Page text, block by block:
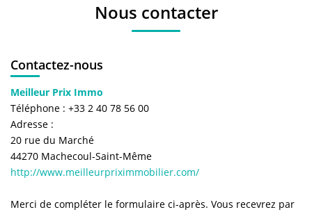
VENDRE
BAILLEUR
FONDS DE COMMERCE
NOS AGENCES
Nous contacter
Contactez-nous
Meilleur Prix Immo
Téléphone : +33 2 40 78 56 00
Adresse :
20 rue du Marché
44270 Machecoul-Saint-Même
http://www.meilleurpriximmobilier.com/
Merci de compléter le formulaire ci-après. Vous recevrez par